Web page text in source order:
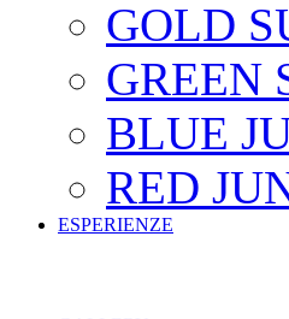
GOLD
GREEN
BLUE
RED
ESPERIENZE